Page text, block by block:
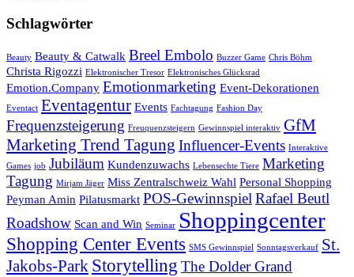
Schlagwörter
Beauty Beauty & Catwalk Breel Embolo Buzzer Game Chris Böhm
Christa Rigozzi Elektronischer Tresor Elektronisches Glücksrad
Emotion.Company Emotionmarketing Event-Dekorationen
Eventact Eventagentur Events Fachtagung Fashion Day
Frequenzsteigerung Freuquenzsteigern Gewinnspiel interaktiv GfM
Marketing Trend Tagung Influencer-Events Interaktive
Games job Jubiläum Kundenzuwachs Lebensechte Tiere Marketing
Tagung Mirjam Jäger Miss Zentralschweiz Wahl Personal Shopping
Peyman Amin Pilatusmarkt POS-GewinnspielRafael Beutl
Roadshow Scan and Win Seminar Shoppingcenter
Shopping Center Events SMS Gewinnspiel Sonntagsverkauf St.
Jakobs-Park Storytelling The Dolder Grand